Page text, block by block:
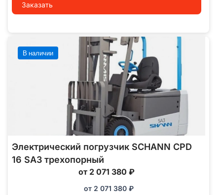
Заказать
В наличии
Электрический погрузчик SCHANN CPD
16 SA3 трехопорный
от 2 071 380 ₽
от 2 071 380 ₽